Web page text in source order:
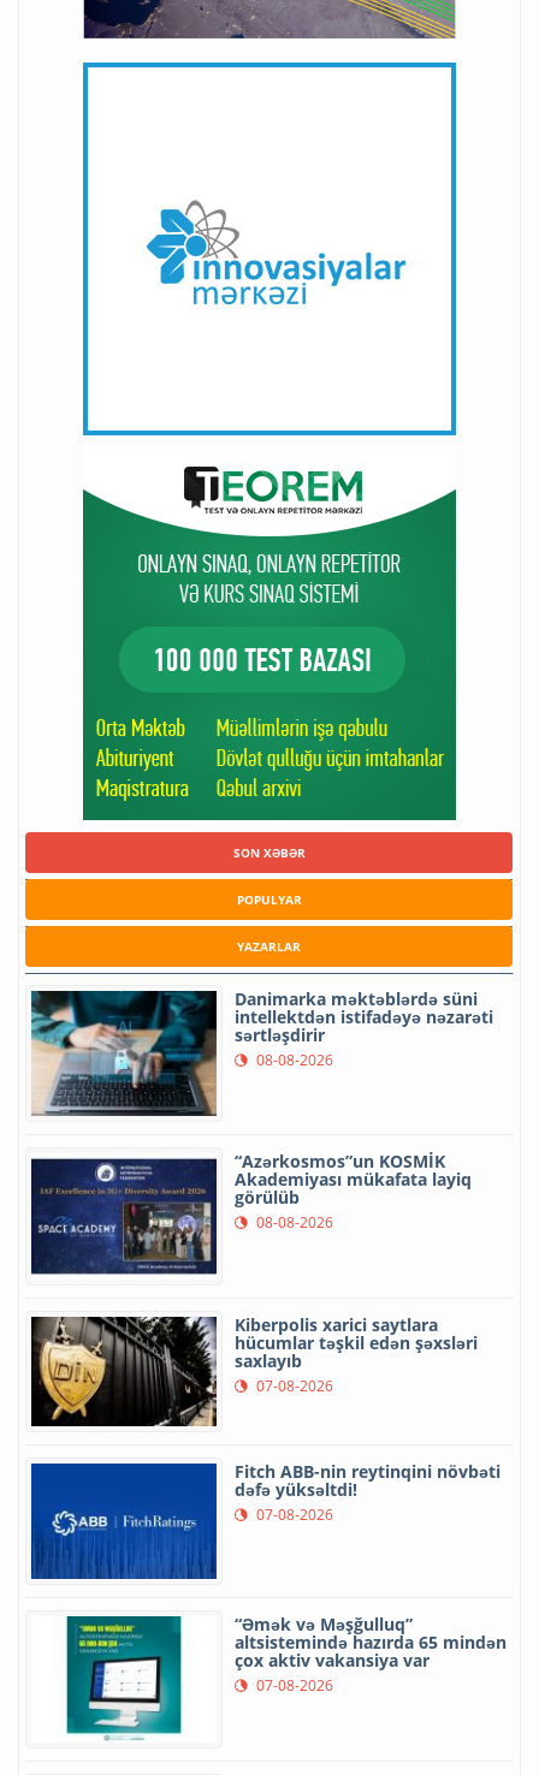
SON XƏBƏR
POPULYAR
YAZARLAR
Danimarka məktəblərdə süni
intellektdən istifadəyə nəzarəti
sərtləşdirir
08-08-2026
“Azərkosmos”un KOSMİK
Akademiyası mükafata layiq
görülüb
08-08-2026
Kiberpolis xarici saytlara
hücumlar təşkil edən şəxsləri
saxlayıb
07-08-2026
Fitch ABB-nin reytinqini növbəti
dəfə yüksəltdi!
07-08-2026
“Əmək və Məşğulluq”
altsistemində hazırda 65 mindən
çox aktiv vakansiya var
07-08-2026